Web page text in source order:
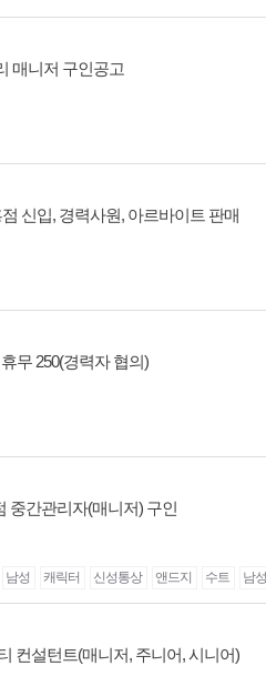
매니저 구인공고
신입, 경력사원, 아르바이트 판매
무 250(경력자 협의)
중간관리자(매니저) 구인
남성 캐릭터 신성통상 앤드지 수트 남
컨설턴트(매니저, 주니어, 시니어)